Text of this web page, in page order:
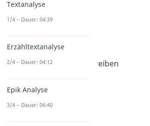
Referat Aufbau
Handout Referat
Stichpunkte
Materialgestütztes Schreiben
Dauer: 02:02
Textanalyse
1/4 – Dauer: 04:39
Erzähltextanalyse
2/4 – Dauer: 04:12
Epik Analyse
3/4 – Dauer: 06:40